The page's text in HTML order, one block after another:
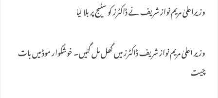
وزیراعلیٰ مریم نواز شریف نے ڈاکٹرز کو سٹیج پر بلا لیا
وزیر اعلیٰ مریم نواز شریف ڈاکٹرز میں گھل مل گئیں۔ خوشگوار موڈ میں بات
چیت